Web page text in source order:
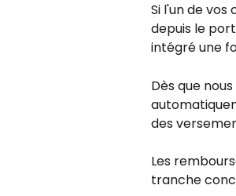
Si l'un de
depuis le
intégré une
Dès que
des
Les
tranche